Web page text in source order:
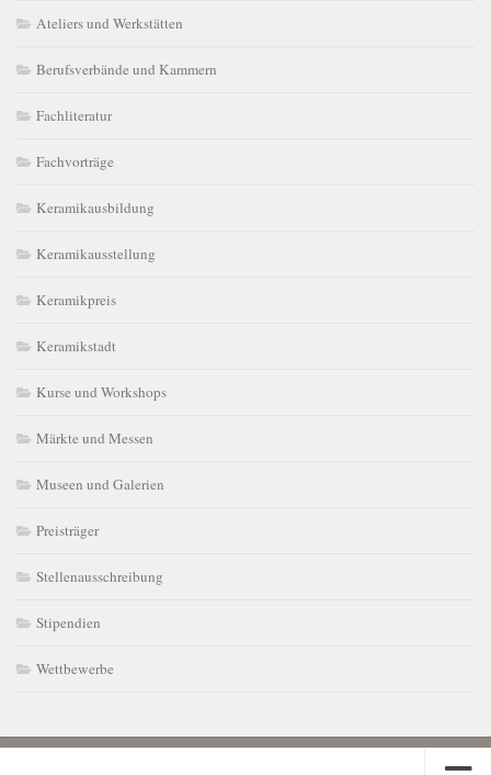
Ateliers und Werkstätten
Berufsverbände und Kammern
Fachliteratur
Fachvorträge
Keramikausbildung
Keramikausstellung
Keramikpreis
Keramikstadt
Kurse und Workshops
Märkte und Messen
Museen und Galerien
Preisträger
Stellenausschreibung
Stipendien
Wettbewerbe